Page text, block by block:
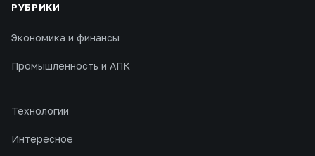
РУБРИКИ
Экономика и финансы
Промышленность и АПК
Технологии
Интересное